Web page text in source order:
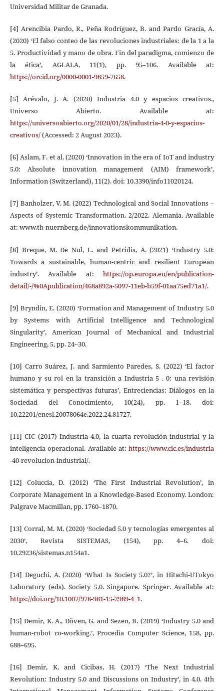
Universidad Militar de Granada.
[4] Arencibia Pardo, R., Peña Rodríguez, B. and Pardo Gracía, A.
(2020) ‘El falso conteo de las revoluciones industriales: de la 1 a la
5. Productividad y mano de obra. Fin del paradigma, comienzo de
la ética’, AGLALA, 11(1), pp. 95–106. Available at:
https://orcid.org/0000-0001-9859-7658.
[5] Arévalo, J. A. (2020) Industria 4.0 y espacios creativos.,
Universo Abierto. Available at:
https://universoabierto.org/2020/01/28/industria-4-0-y-espacios-
creativos/(Accessed: 2 August 2023).
[6] Aslam, F. et al. (2020) ‘Innovation in the era of IoT and industry
5.0: Absolute innovation management (AIM) framework’,
Information (Switzerland), 11(2). doi: 10.3390/info11020124.
[7] Banholzer, V. M. (2022) Technological and Social Innovations –
Aspects of Systemic Transformation. 2/2022. Alemania. Available
at: www.th-nuernberg.de/innovationskommunikation.
[8] Breque, M. De Nul, L. and Petridis, A. (2021) ‘Industry 5.0:
Towards a sustainable, human-centric and resilient European
industry’. Available at:https://op.europa.eu/en/publication-
detail/-/%0Apublication/468a892a-5097-11eb-b59f-01aa75ed71a1/.
[9] Bryndin, E. (2020) ‘Formation and Management of Industry 5.0
by Systems with Artificial Intelligence and Technological
Singularity’, American Journal of Mechanical and Industrial
Engineering, 5, pp. 24–30.
[10] Carro Suárez, J. and Sarmiento Paredes, S. (2022) ‘El factor
humano y su rol en la transición a Industria 5 . 0: una revisión
sistemática y perspectivas futuras’, Entreciencias: Diálogos en la
Sociedad del Conocimiento, 10(24), pp. 1–18. doi:
10.22201/enesl.20078064e.2022.24.81727.
[11] CIC (2017) Industria 4.0, la cuarta revolución industrial y la
inteligencia operacional. Available at:https://www.cic.es/industria
-40-revolucion-industrial/.
[12] Coluccia, D. (2012) ‘The First Industrial Revolution’, in
Corporate Management in a Knowledge-Based Economy. London:
Palgrave Macmillan, pp. 1760–1870.
[13] Corral, M. M. (2020) ‘Sociedad 5.0 y tecnologías emergentes al
2030’, Revista SISTEMAS, (154), pp. 4–6. doi:
10.29236/sistemas.n154a1.
[14] Deguchi, A. (2020) ‘What Is Society 5.0?’, in Hitachi-UTokyo
Laboratory (eds). Society 5.0. Singapore. Springer. Available at:
https://doi.org/10.1007/978-981-15-2989-4_1.
[15] Demir, K. A., Döven, G. and Sezen, B. (2019) ‘Industry 5.0 and
human-robot co-working.’, Procedia Computer Science, 158, pp.
688–695.
[16] Demir, K. and Cicibas, H. (2017) ‘The Next Industrial
Revolution: Industry 5.0 and Discussions on Industry’, in 4.0. 4th